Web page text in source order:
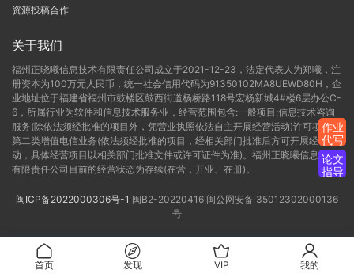
资源投稿合作
关于我们
福州正晓曦信息技术有限责任公司成立于2021-12-23，法定代表人为郑曦，注
册资本为100万元人民币，统一社会信用代码为91350102MA8UEWD80H，企
业地址位于福建省福州市鼓楼区鼓西街道杨桥路118号宏杨新城4#楼6层办公C-
6，所属行业为软件和信息技术服务业，经营范围包含:一般项目:信息技术咨询
服务(除依法须经批准的项目外，凭营业执照依法自主开展经营活动)许可项目:
第二类增值电信业务(依法须经批准的项目，经相关部门批准后方可开展经营活
动，具体经营项目以相关部门批准文件或许可证件为准)。福州正晓曦信息技术
有限责任公司目前的经营状态为存续(在营，开业、在册)。
闽ICP备2022000306号-1 闽B2-20220416 闽公网安备 35012302000136
号
作业
代写
论文
指导
首页 发现 VIP 我的